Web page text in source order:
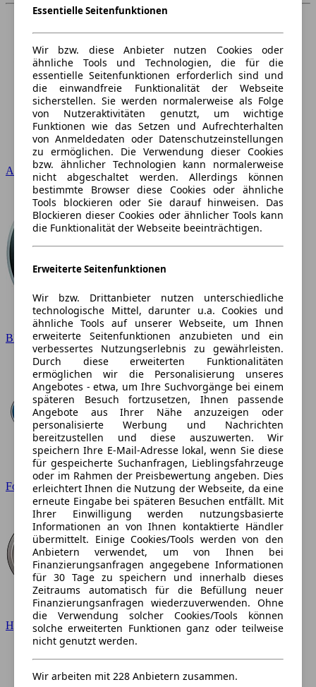
Audi
BMW
Ford
Hyundai
Essentielle Seitenfunktionen
Wir bzw. diese Anbieter nutzen Cookies oder
ähnliche Tools und Technologien, die für die
essentielle Seitenfunktionen erforderlich sind und
die einwandfreie Funktionalität der Webseite
sicherstellen. Sie werden normalerweise als Folge
von Nutzeraktivitäten genutzt, um wichtige
Funktionen wie das Setzen und Aufrechterhalten
von Anmeldedaten oder Datenschutzeinstellungen
zu ermöglichen. Die Verwendung dieser Cookies
bzw. ähnlicher Technologien kann normalerweise
nicht abgeschaltet werden. Allerdings können
bestimmte Browser diese Cookies oder ähnliche
Tools blockieren oder Sie darauf hinweisen. Das
Blockieren dieser Cookies oder ähnlicher Tools kann
die Funktionalität der Webseite beeinträchtigen.
Erweiterte Seitenfunktionen
Wir bzw. Drittanbieter nutzen unterschiedliche
technologische Mittel, darunter u.a. Cookies und
ähnliche Tools auf unserer Webseite, um Ihnen
erweiterte Seitenfunktionen anzubieten und ein
verbessertes Nutzungserlebnis zu gewährleisten.
Durch diese erweiterten Funktionalitäten
ermöglichen wir die Personalisierung unseres
Angebotes - etwa, um Ihre Suchvorgänge bei einem
späteren Besuch fortzusetzen, Ihnen passende
Angebote aus Ihrer Nähe anzuzeigen oder
personalisierte Werbung und Nachrichten
bereitzustellen und diese auszuwerten. Wir
speichern Ihre E-Mail-Adresse lokal, wenn Sie diese
für gespeicherte Suchanfragen, Lieblingsfahrzeuge
oder im Rahmen der Preisbewertung angeben. Dies
erleichtert Ihnen die Nutzung der Webseite, da eine
erneute Eingabe bei späteren Besuchen entfällt. Mit
Ihrer Einwilligung werden nutzungsbasierte
Informationen an von Ihnen kontaktierte Händler
übermittelt. Einige Cookies/Tools werden von den
Anbietern verwendet, um von Ihnen bei
Finanzierungsanfragen angegebene Informationen
für 30 Tage zu speichern und innerhalb dieses
Zeitraums automatisch für die Befüllung neuer
Finanzierungsanfragen wiederzuverwenden. Ohne
die Verwendung solcher Cookies/Tools können
solche erweiterten Funktionen ganz oder teilweise
nicht genutzt werden.
Wir arbeiten mit 228 Anbietern zusammen.